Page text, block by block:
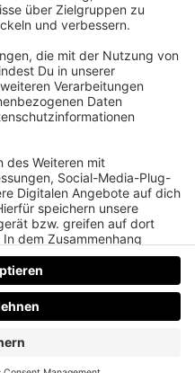
feiert
Jubiläum gibt, feiern
Nirvana, erzählen
die Furbys in
Außerdem muss Silli
ran.
JobsKontaktWerben